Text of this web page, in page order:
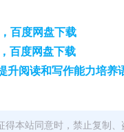
百度网盘下载
百度网盘下载
升阅读和写作能力培养
得本站同意时，禁止复制、